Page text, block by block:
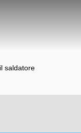
saldatore